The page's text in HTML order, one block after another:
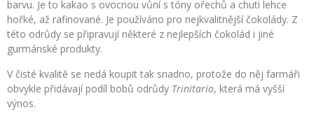
barvu. Je to kakao s ovocnou vůní s tóny ořechů a chuti lehce
hořké, až rafinované. Je používáno pro nejkvalitnější čokolády. Z
této odrůdy se připravují některé z nejlepších čokolád i jiné
gurmánské produkty.
V čisté kvalitě se nedá koupit tak snadno, protože do něj farmáři
obvykle přidávají podíl bobů odrůdy Trinitario, která má vyšší
výnos.